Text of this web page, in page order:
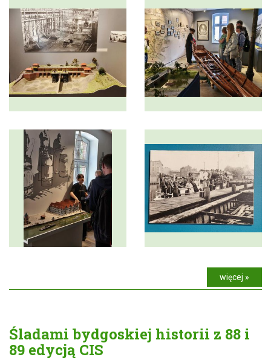
więcej »
Śladami bydgoskiej historii z 88 i
89 edycją CIS